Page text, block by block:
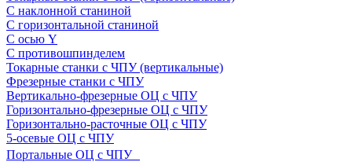
С наклонной станиной
С горизонтальной станиной
С осью Y
С противошпинделем
Токарные станки с ЧПУ (вертикальные)
Фрезерные станки с ЧПУ
Вертикально-фрезерные ОЦ с ЧПУ
Горизонтально-фрезерные ОЦ с ЧПУ
Горизонтально-расточные ОЦ с ЧПУ
5-осевые ОЦ с ЧПУ
Портальные ОЦ с ЧПУ